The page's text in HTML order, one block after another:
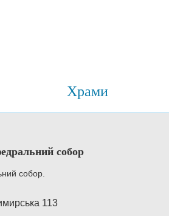
Храми
собор
собор.
113